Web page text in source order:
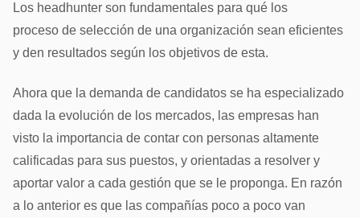
Los headhunter son fundamentales para qué los
proceso de selección de una organización sean eficientes
y den resultados según los objetivos de esta.
Ahora que la demanda de candidatos se ha especializado
dada la evolución de los mercados, las empresas han
visto la importancia de contar con personas altamente
calificadas para sus puestos, y orientadas a resolver y
aportar valor a cada gestión que se le proponga. En razón
a lo anterior es que las compañías poco a poco van